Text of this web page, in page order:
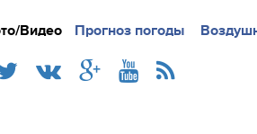
Видео Прогноз погоды
Подробно Новости